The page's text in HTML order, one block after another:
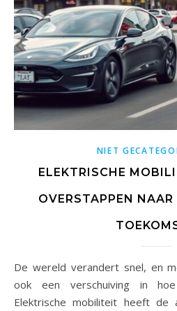
NIET
ELEKTRISCHE
OVERSTAPPEN NAAR
De wereld verandert snel, en met die verandering komt
ook een verschuiving in
Elektrische mobiliteit heeft de